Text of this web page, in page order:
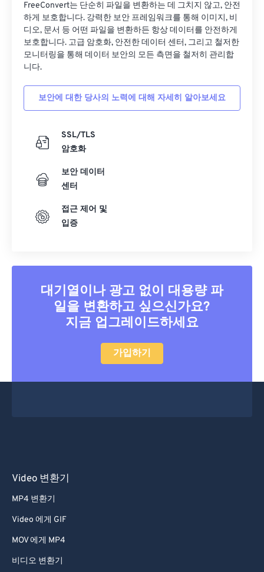
FreeConvert는 단순히 파일을 변환하는 데 그치지 않고, 안전
하게 보호합니다. 강력한 보안 프레임워크를 통해 이미지, 비
디오, 문서 등 어떤 파일을 변환하든 항상 데이터를 안전하게
보호합니다. 고급 암호화, 안전한 데이터 센터, 그리고 철저한
모니터링을 통해 데이터 보안의 모든 측면을 철저히 관리합
니다.
보안에 대한 당사의 노력에 대해 자세히 알아보세요
SSL/TLS
암호화
보안 데이터
센터
접근 제어 및
입증
대기열이나 광고 없이 대용량 파
일을 변환하고 싶으신가요?
지금 업그레이드하세요
가입하기
Video 변환기
MP4 변환기
Video 에게 GIF
MOV 에게 MP4
비디오 변환기